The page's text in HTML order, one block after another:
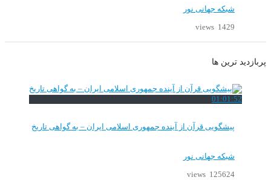
شبکه جهانی نور
1429 views
پربازدید ترین ها
01:01:52
پیشگویی قرآن از آینده جمهوری اسلامی ایران – به گواهی تاریخ
شبکه جهانی نور
125624 views